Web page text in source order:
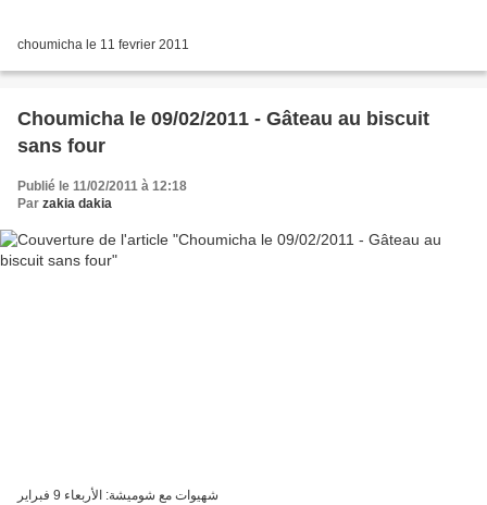
choumicha le 11 fevrier 2011
Choumicha le 09/02/2011 - Gâteau au biscuit
sans four
Publié le 11/02/2011 à 12:18
Par zakia dakia
شهيوات مع شوميشة: الأربعاء 9 فبراير